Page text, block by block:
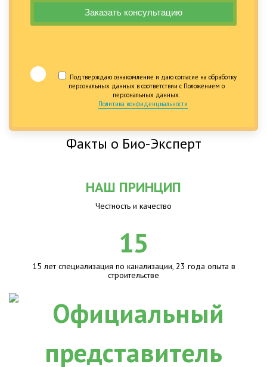
Подтверждаю ознакомление и даю согласие на обработку
персональных данных в соответствии с Положением о
персональных данных.
Политика конфиденциальности
Факты о Био-Эксперт
НАШ ПРИНЦИП
Честность и качество
15
15 лет специализация по канализации, 23 года опыта в
строительстве